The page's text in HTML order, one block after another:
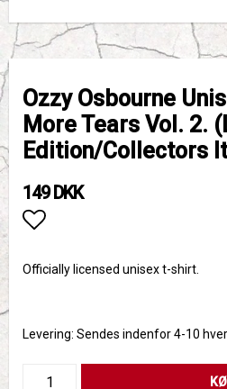
Ozzy Osbourne
More Tears Vol. 2.
Edition/Collectors
149 DKK
Officially licensed unisex t-shirt.
Levering: Sendes indenfor 4-10